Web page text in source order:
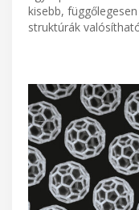
kisebb,
struktúrák